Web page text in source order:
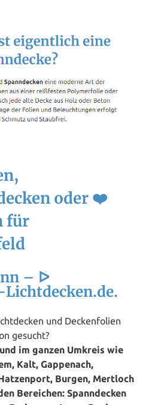
oder ❤️
für
– ᐅ
und Deckenfolien
gesucht?
im ganzen Umkreis wie
Kalt, Gappenach,
Burgen, Mertloch
Bereichen: Spanndecken